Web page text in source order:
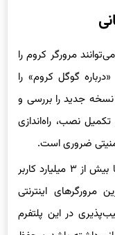
مرورگر کروم را
گوگل کروم» را
جدید را بررسی و
نصب، راه‌اندازی
ضروری است.
به گزارش gsxr، شایان ذکر است که کروم با بیش از ۳ میلیارد کاربر
مرورگرهای اینترنتی
در این پلتفرم
داشته باشد و حفظ